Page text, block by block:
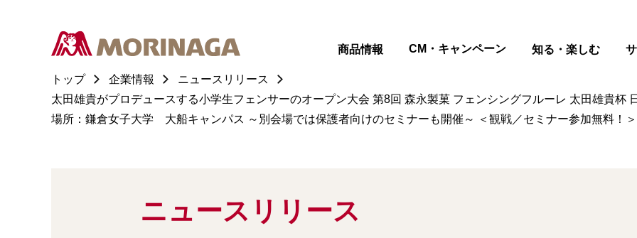
商品情報 CM・キャンペーン 知る・楽しむ
トップ 企業情報
ニュースリリース
太田雄貴がプロデュースする小学生フェンサーのオープン大会 第8回 森永製菓 フェンシングフルーレ 太田雄貴杯
場所：鎌倉女子大学 大船キャンパス ～別会場では保護者向けのセミナーも開催～ ＜観戦／セミナー参加無料！＞
ニュースリリース